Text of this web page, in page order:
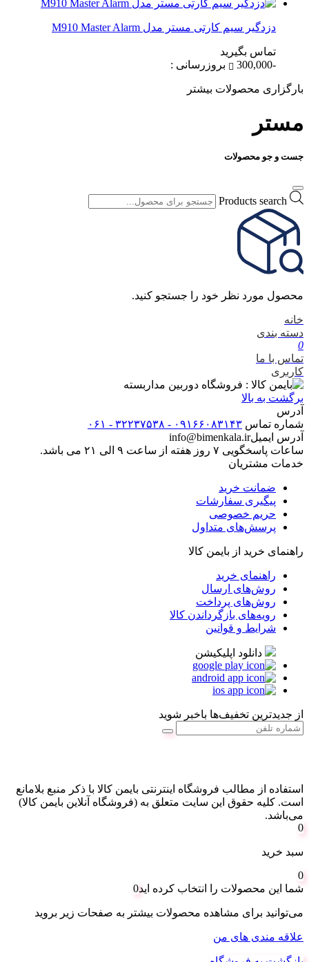
دزدگیر سیم کارتی مستر مدل M910 Master Alarm
تماس بگیرید
-300,000
بروزرسانی :
بارگزاری محصولات بیشتر
مستر
جست و جو محصولات
Products search
محصول مورد نظر خود را جستجو کنید.
خانه
دسته بندی
0
تماس با ما
کاربری
برگشت به بالا
آدرس
شماره تماس ۰۹۱۶۶۰۸۳۱۴۳ - ۳۲۲۳۷۵۳۸ - ۰۶۱
آدرس ایمیلinfo@bimenkala.ir
ساعات پاسخگویی ۷ روز هفته از ساعت ۹ الی ۲۱ می باشد.
خدمات مشتریان
ضمانت خرید
پیگیری سفارشات
حریم خصوصی
پرسش‌های متداول
راهنمای خرید از بایمن کالا
راهنمای خرید
روش‌های ارسال
روش‌های پرداخت
رویه‌های بازگرداندن کالا
شرایط و قوانین
دانلود اپلیکیشن
از جدیدترین تخفیف‌ها باخبر شوید
استفاده از مطالب فروشگاه اینترنتی بایمن کالا با ذکر منبع بلامانع
است. کليه حقوق اين سايت متعلق به (فروشگاه آنلاین بایمن کالا)
می‌باشد.
0
سبد خرید
0
شما این محصولات را انتخاب کرده اید0
می‌توانید برای مشاهده محصولات بیشتر به صفحات زیر بروید
علاقه مندی های من